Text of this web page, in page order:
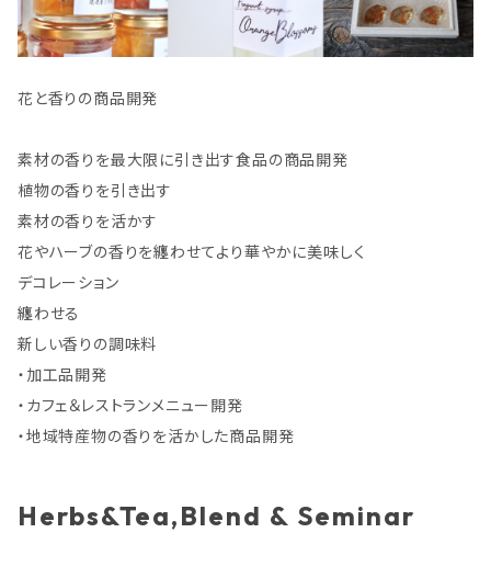
花と香りの商品開発
素材の香りを最大限に引き出す食品の商品開発
植物の香りを引き出す
素材の香りを活かす
花やハーブの香りを纏わせてより華やかに美味しく
デコレーション
纏わせる
新しい香りの調味料
・加工品開発
・カフェ＆レストランメニュー開発
・地域特産物の香りを活かした商品開発
Herbs&Tea,Blend & Seminar